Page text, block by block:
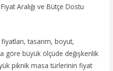
Aralığı ve Bütçe Dostu
tasarım, boyut,
göre büyük ölçüde değişkenlik
piknik masa türlerinin fiyat